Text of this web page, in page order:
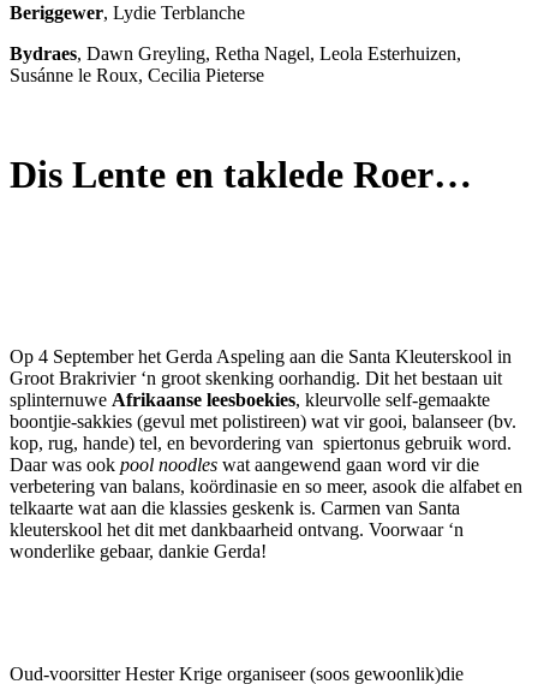
Beriggewer, Lydie Terblanche
Bydraes, Dawn Greyling, Retha Nagel, Leola Esterhuizen,
Susánne le Roux, Cecilia Pieterse
Dis Lente en taklede Roer…
Op 4 September het Gerda Aspeling aan die Santa Kleuterskool in
Groot Brakrivier ‘n groot skenking oorhandig. Dit het bestaan uit
splinternuwe Afrikaanse leesboekies, kleurvolle self-gemaakte
boontjie-sakkies (gevul met polistireen) wat vir gooi, balanseer (bv.
kop, rug, hande) tel, en bevordering van spiertonus gebruik word.
Daar was ook pool noodles wat aangewend gaan word vir die
verbetering van balans, koördinasie en so meer, asook die alfabet en
telkaarte wat aan die klassies geskenk is. Carmen van Santa
kleuterskool het dit met dankbaarheid ontvang. Voorwaar ‘n
wonderlike gebaar, dankie Gerda!
Oud-voorsitter Hester Krige organiseer (soos gewoonlik)die